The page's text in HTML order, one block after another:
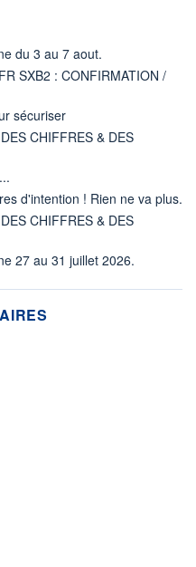
du 3 au 7 aout.
SXB2 : CONFIRMATION /
sécuriser
CHIFFRES & DES
d'intention ! Rien ne va plus.
CHIFFRES & DES
27 au 31 juillet 2026.